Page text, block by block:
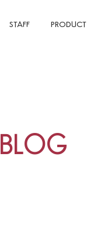
STAFF PRODUCT
BLOG